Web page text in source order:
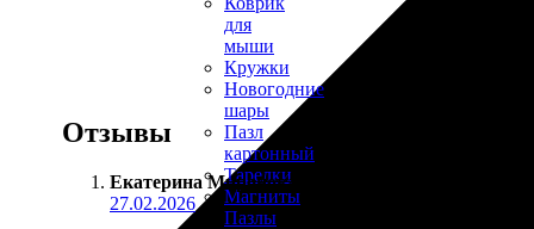
для
мыши
Кружки
Новогодние
шары
Пазл
картонный
Тарелки
Магниты
Пазлы
Отзывы
Екатерина Миронова
27.02.2026